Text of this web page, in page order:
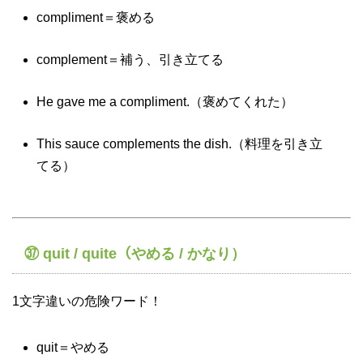
compliment＝褒める
complement＝補う、引き立てる
He gave me a compliment.（褒めてくれた）
This sauce complements the dish.（料理を引き立
てる）
㊲ quit / quite（やめる / かなり）
1文字違いの危険ワード！
quit＝やめる